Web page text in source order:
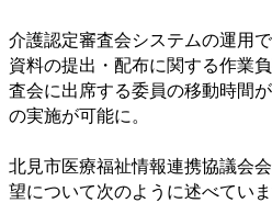
介護認定審査会システムの運用
資料の提出・配布に関する作業
査会に出席する委員の移動時間
の実施が可能に。
北見市医療福祉情報連携協議会
望について次のように述べてい